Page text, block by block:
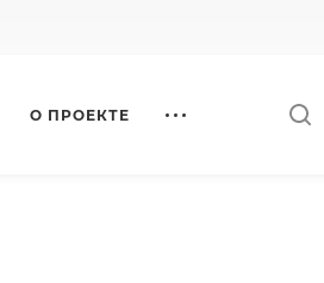
О ПРОЕКТЕ